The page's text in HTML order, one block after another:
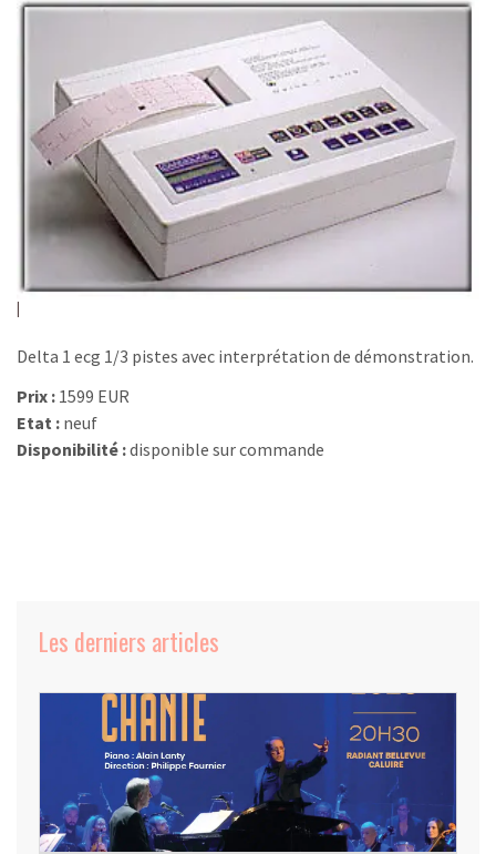
Delta 1 ecg 1/3 pistes avec interprétation de démonstration.
Prix : 1599 EUR
Etat : neuf
Disponibilité :disponible sur commande
Les derniers articles